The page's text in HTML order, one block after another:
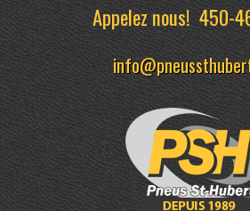
Appelez nous!450-